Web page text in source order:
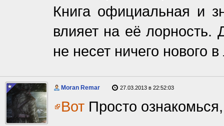
Книга официальная и
влияет на её лорность.
не несет ничего нового
Moran Remar 27.03.2013 в 22:52:03
Вот Просто